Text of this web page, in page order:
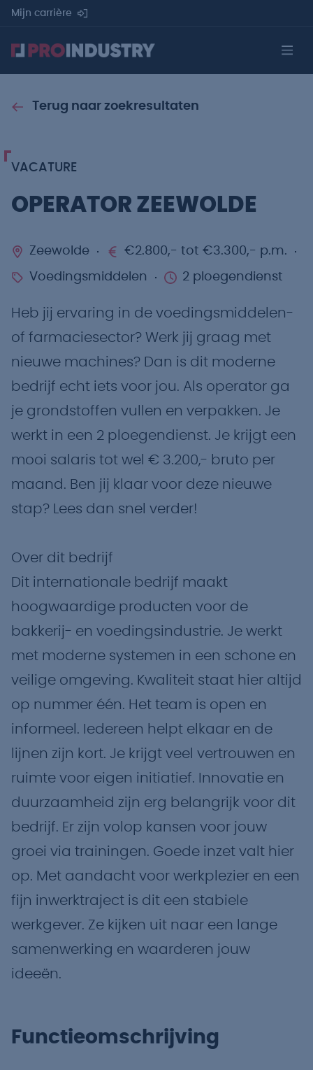
Mijn carrière
Terug naar zoekresultaten
VACATURE
OPERATOR ZEEWOLDE
Zeewolde €2.800,- tot €3.300,- p.m.
Voedingsmiddelen 2 ploegendienst
Heb jij ervaring in de voedingsmiddelen-
of farmaciesector? Werk jij graag met
nieuwe machines? Dan is dit moderne
bedrijf echt iets voor jou. Als operator ga
je grondstoffen vullen en verpakken. Je
werkt in een 2 ploegendienst. Je krijgt een
mooi salaris tot wel € 3.200,- bruto per
maand. Ben jij klaar voor deze nieuwe
stap? Lees dan snel verder!
Over dit bedrijf
Dit internationale bedrijf maakt
hoogwaardige producten voor de
bakkerij- en voedingsindustrie. Je werkt
met moderne systemen in een schone en
veilige omgeving. Kwaliteit staat hier altijd
op nummer één. Het team is open en
informeel. Iedereen helpt elkaar en de
lijnen zijn kort. Je krijgt veel vertrouwen en
ruimte voor eigen initiatief. Innovatie en
duurzaamheid zijn erg belangrijk voor dit
bedrijf. Er zijn volop kansen voor jouw
groei via trainingen. Goede inzet valt hier
op. Met aandacht voor werkplezier en een
fijn inwerktraject is dit een stabiele
werkgever. Ze kijken uit naar een lange
samenwerking en waarderen jouw
ideeën.
Functieomschrijving